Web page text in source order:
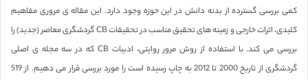
کمی بررسی گسترده از بدنه دانش در این حوزه وجود دارد. این مقاله ی مروری مفاهیم
کلیدی، اثرات خارجی و زمینه های تحقیق مناسب در تحقیقات CB گردشگری معاصر (جدید) را
بررسی می کند. با استفاده از روش مرور روایتی، ادبیات CB که در سه مجله ی اصلی
گردشگری از تاریخ 2000 تا 2012 به چاپ رسیده است را مورد بررسی قرار می دهیم. از 519